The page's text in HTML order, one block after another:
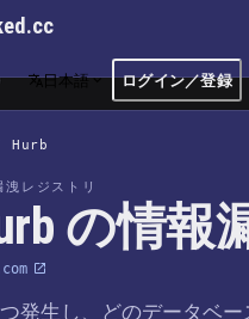
日本語 ログイン／登録
Hurb
洩レジストリ
の情報
発生し、どのデータベー